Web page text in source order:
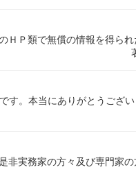
Ｐ類で無償の情報を得られ
す。本当にありがとうござ
非実務家の方々及び専門家